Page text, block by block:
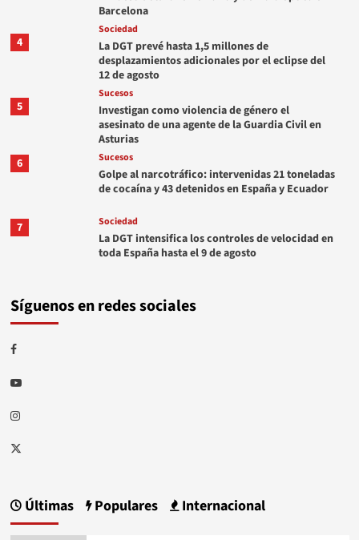
Barcelona
4
Sociedad
La DGT prevé hasta 1,5 millones de
desplazamientos adicionales por el eclipse del
12 de agosto
5
Sucesos
Investigan como violencia de género el
asesinato de una agente de la Guardia Civil en
Asturias
6
Sucesos
Golpe al narcotráfico: intervenidas 21 toneladas
de cocaína y 43 detenidos en España y Ecuador
7 Sociedad
La DGT intensifica los controles de velocidad en
toda España hasta el 9 de agosto
Síguenos en redes sociales
Facebook
Youtube
Instagram
Twitter
Últimas Populares Internacional